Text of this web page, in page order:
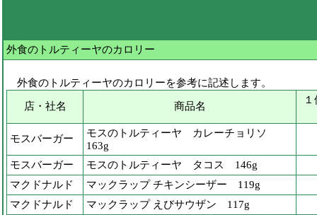
外食のトルティーヤのカロリー
外食のトルティーヤのカロリーを参考に記述します。
店・社名 商品名
モスバーガー
モスのトルティーヤ カレーチョリソ
163g
モスバーガー
モスのトルティーヤ タコス 146g
マクドナルド
マックラップ チキンシーザー 119g
マクドナルド
マックラップ えびサウザン 117g